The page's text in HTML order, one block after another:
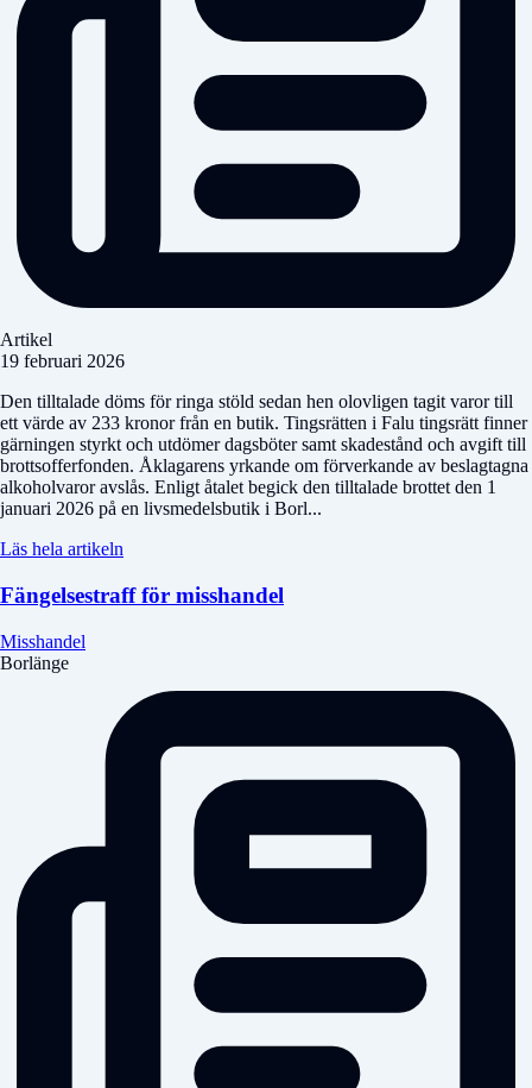
Artikel
19 februari 2026
Den tilltalade döms för ringa stöld sedan hen olovligen tagit varor till
ett värde av 233 kronor från en butik. Tingsrätten i Falu tingsrätt finner
gärningen styrkt och utdömer dagsböter samt skadestånd och avgift till
brottsofferfonden. Åklagarens yrkande om förverkande av beslagtagna
alkoholvaror avslås. Enligt åtalet begick den tilltalade brottet den 1
januari 2026 på en livsmedelsbutik i Borl...
Läs hela artikeln
Fängelsestraff för misshandel
Misshandel
Borlänge